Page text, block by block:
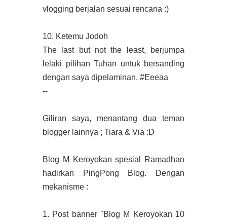
vlogging berjalan sesuai rencana :)
10. Ketemu Jodoh
The last but not the least, berjumpa
lelaki pilihan Tuhan untuk bersanding
dengan saya dipelaminan. #Eeeaa
--
Giliran saya, menantang dua teman
blogger lainnya ; Tiara & Via :D
Blog M Keroyokan spesial Ramadhan
hadirkan PingPong Blog. Dengan
mekanisme :
1. Post banner "Blog M Keroyokan 10